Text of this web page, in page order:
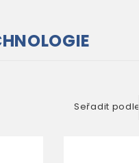
Seřadit podle: